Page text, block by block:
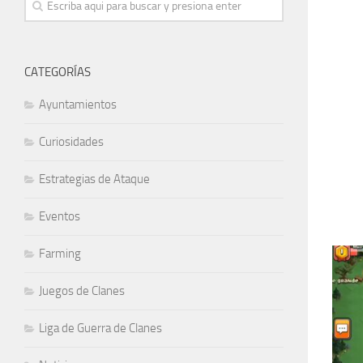
CATEGORÍAS
Ayuntamientos
Curiosidades
Estrategias de Ataque
Eventos
Farming
Juegos de Clanes
Liga de Guerra de Clanes